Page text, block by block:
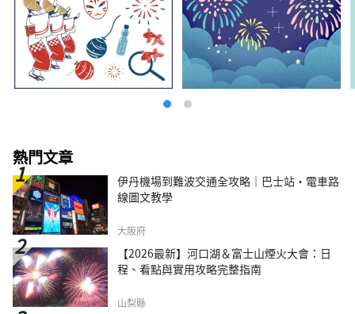
熱門文章
伊丹機場到難波交通全攻略｜巴士站・電車路
線圖文教學
大阪府
【2026最新】河口湖＆富士山煙火大會：日
程、看點與實用攻略完整指南
山梨縣